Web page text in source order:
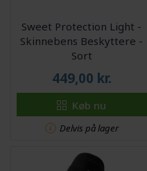
Sweet Protection Light -
Skinnebens Beskyttere -
Sort
449,00 kr.
Køb nu
Delvis på lager